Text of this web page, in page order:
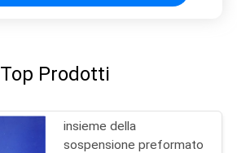
Top Prodotti
insieme della
sospensione preformato